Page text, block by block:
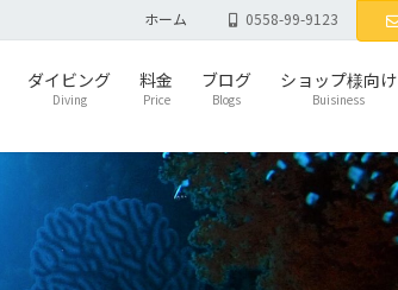
ホーム 0558-99-9123
ダイビング
Diving
料金
Price
ブログ
Blogs
ショップ様向け
Buisiness